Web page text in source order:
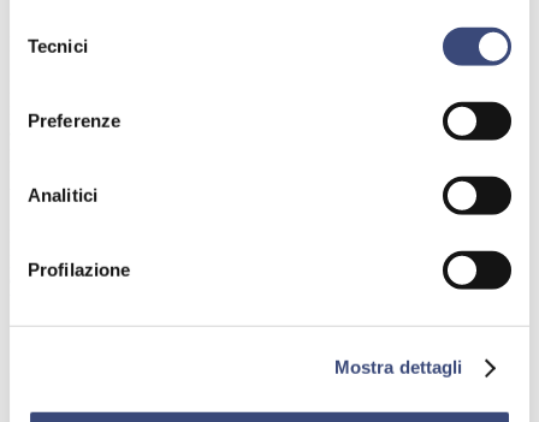
gestire le tue preferenze facendo clic su “Personalizza”.
delTecnici
Preferenze
Analitici
Profilazione
Mostra dettagli
Fisioterapista
formazione ai disordini della colonna vertebrale in età evolutiva e
adulta. Ha seguito il corso di specializzazione in rieducazione
“Riabilitazione dei pazienti affetti da patologie vertebrali nel
bambino e nell’adulto”, master in posturologia.
pediatrica e tecniche osteopatiche. Si occupa del trattamento delle
disfunzioni articolari, craniali , tessutali e viscerali del neonato e del